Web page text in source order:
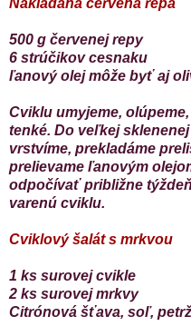
500 g červenej repy
6 strúčikov cesnaku
ľanový olej môže byť aj
Cviklu umyjeme,
tenké. Do veľkej
vrstvíme, prekladáme
prelievame ľanovým
odpočívať približne
varenú cviklu.
Cviklový šalát s mrkvou
1 ks surovej cvikle
2 ks surovej mrkvy
Citrónová šťava, soľ,